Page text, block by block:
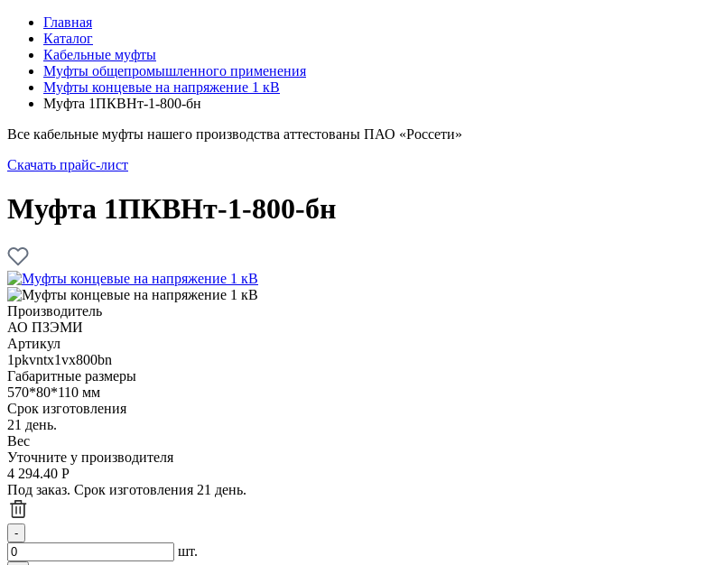
Главная
Каталог
Кабельные муфты
Муфты общепромышленного применения
Муфты концевые на напряжение 1 кВ
Муфта 1ПКВНт-1-800-бн
Все кабельные муфты нашего производства аттестованы ПАО «Россети»
Скачать прайс-лист
Муфта 1ПКВНт-1-800-бн
Производитель
АО ПЗЭМИ
Артикул
1pkvntx1vx800bn
Габаритные размеры
570*80*110 мм
Срок изготовления
21 день.
Вес
Уточните у производителя
4 294.40 Р
Под заказ. Срок изготовления 21 день.
шт.